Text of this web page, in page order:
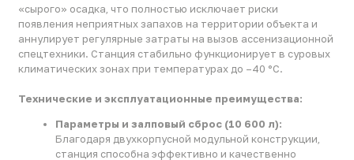
перерабатывать до 36 000 л (36 м³) стоков в сутки.
отсеков нивелирует огромные пиковые залповые
сбросы, надежно защищая систему от гидроударов и
выноса активного ила в моменты максимальной
нагрузки.
стабильную степень очистки сточных вод до 98%, что
2.1.5.980-00 и жестким экологическим стандартам
РФ для беспрепятственного сброса на рельеф или в
дренажные сети.